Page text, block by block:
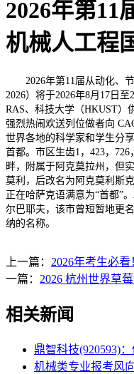
2026年第11
机械人工程
2026年第11届从动化、节
2026）将于2026年8月17日
RAS、科技大学（HKUST）
强烈热闹欢送列位做者向
世界各地的科学家和学生分
首都。市区生齿1，423，
畔，附属于阿克莫拉州，但
莫利，后改名为阿克莫利斯
正在哈萨克语满意为“首都”
尔巴耶夫，该市曾短暂地更
纳的名称。
上一篇： 2026年考生必
一篇： 2026 杭州世界草
相关新闻
鼎智科技(920593)
机械类专业报考风